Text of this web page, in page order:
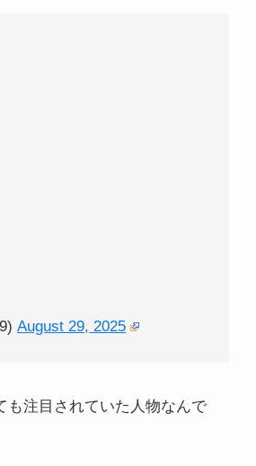
August 29, 2025
も注目されていた人物なんで